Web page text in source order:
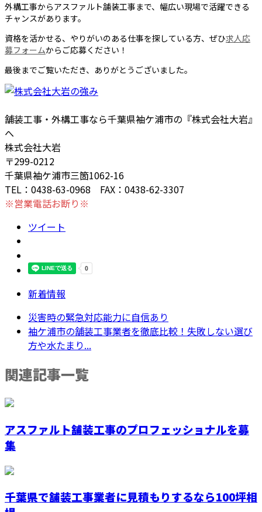
外構工事からアスファルト舗装工事まで、幅広い現場で活躍できる
チャンスがあります。
資格を活かせる、やりがいのある仕事を探している方、ぜひ求人応
募フォームからご応募ください！
最後までご覧いただき、ありがとうございました。
舗装工事・外構工事なら千葉県袖ケ浦市の『株式会社大岩』
へ
株式会社大岩
〒299-0212
千葉県袖ケ浦市三箇1062-16
TEL：0438-63-0968 FAX：0438-62-3307
※営業電話お断り※
ツイート
新着情報
災害時の緊急対応能力に自信あり
袖ケ浦市の舗装工事業者を徹底比較！失敗しない選び
方や水たまり...
関連記事一覧
アスファルト舗装工事のプロフェッショナルを募
集
千葉県で舗装工事業者に見積もりするなら100坪相